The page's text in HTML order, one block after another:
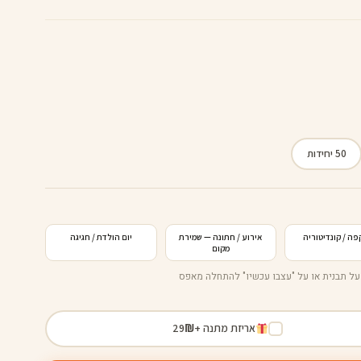
50 יחידות
קפה · מאפה · עוגהשעות פעילות · כתובת
/ קונדיטוריה
שולחן
שם האורח
מספר 1210.05.2026 · רעות & דניאל
אירוע / חתונה — שמירת
מקום
מזל טוב!
שם החוגג/ת
תאריך · מקום
יום הולדת / חגיגה
תבנית או על "עצבו עכשיו" להתחלה מאפס
אריזת מתנה +₪
29